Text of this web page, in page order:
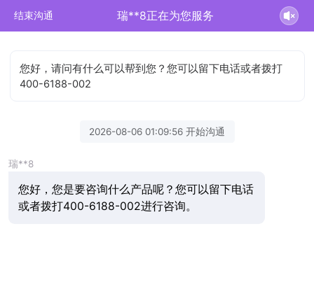
结束沟通 瑞**8正在为您服务
您好，请问有什么可以帮到您？您可以留下电话或者拨打
400-6188-002
2026-08-06 01:09:56 开始沟通
瑞**8
您好，您是要咨询什么产品呢？您可以留下电话
或者拨打400-6188-002进行咨询。